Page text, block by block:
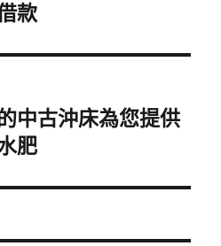
款
中古沖床為您提供
肥